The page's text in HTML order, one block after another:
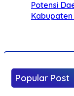
Potensi
Popular Post